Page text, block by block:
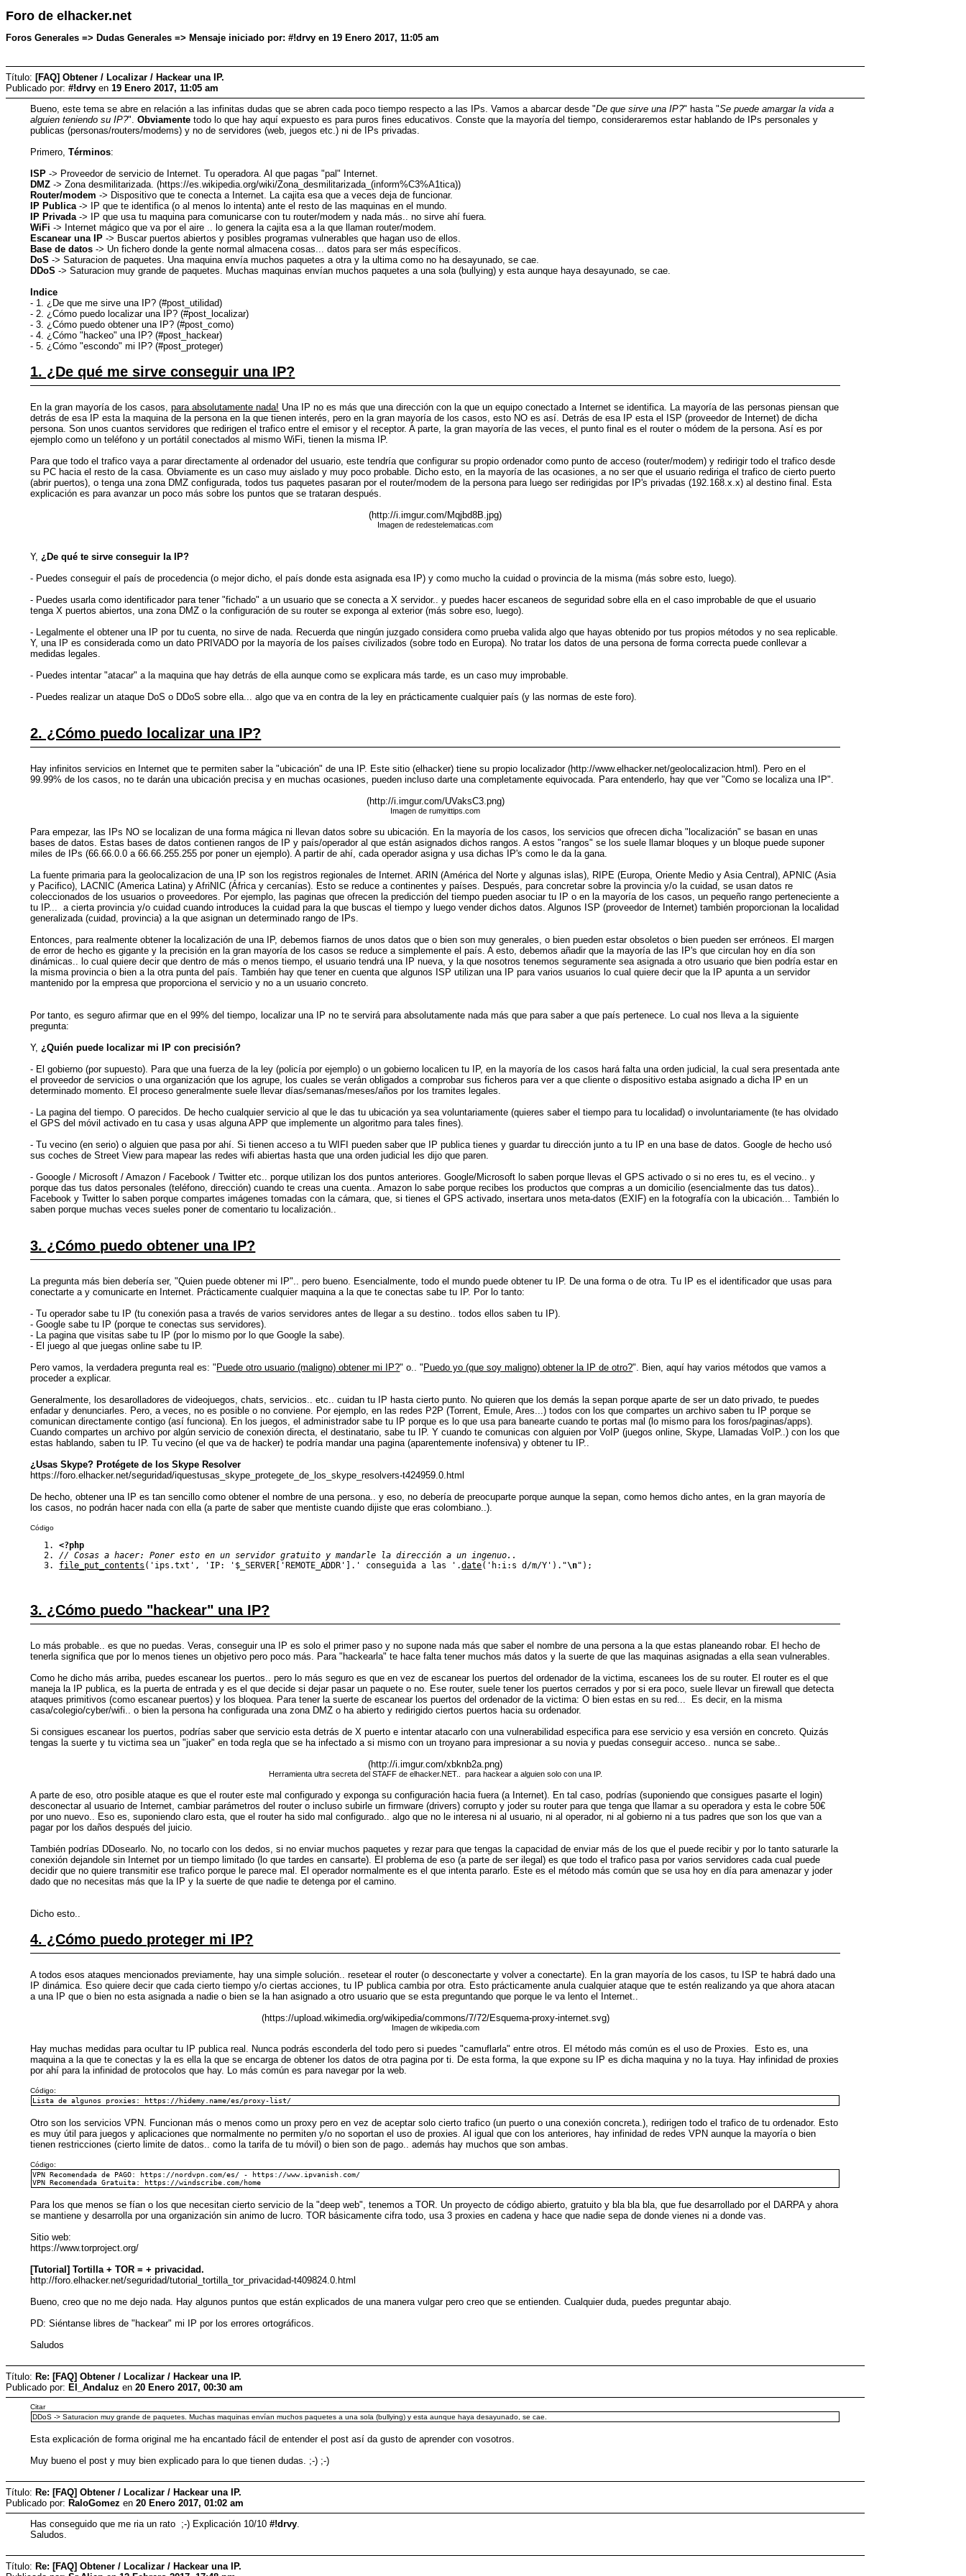
Foro de elhacker.net
Foros Generales => Dudas Generales => Mensaje iniciado por: #!drvy en 19 Enero 2017, 11:05 am
Título: [FAQ] Obtener / Localizar / Hackear una IP.
Publicado por: #!drvy en 19 Enero 2017, 11:05 am
Bueno, este tema se abre en relación a las infinitas dudas que se abren cada poco tiempo respecto a las IPs. Vamos a abarcar desde "De que sirve una IP?" hasta "Se puede amargar la vida a
alguien teniendo su IP?".Obviamente todo lo que hay aquí expuesto es para puros fines educativos. Conste que la mayoría del tiempo, consideraremos estar hablando de IPs personales y
publicas (personas/routers/modems) y no de servidores (web, juegos etc.) ni de IPs privadas.
Primero,Términos:
ISP -> Proveedor de servicio de Internet. Tu operadora. Al que pagas "pal" Internet.
DMZ-> Zona desmilitarizada. (https://es.wikipedia.org/wiki/Zona_desmilitarizada_(inform%C3%A1tica))
Router/modem -> Dispositivo que te conecta a Internet. La cajita esa que a veces deja de funcionar.
IP Publica -> IP que te identifica (o al menos lo intenta) ante el resto de las maquinas en el mundo.
IP Privada -> IP que usa tu maquina para comunicarse con tu router/modem y nada más.. no sirve ahí fuera.
WiFi -> Internet mágico que va por el aire .. lo genera la cajita esa a la que llaman router/modem.
Escanear una IP -> Buscar puertos abiertos y posibles programas vulnerables que hagan uso de ellos.
Base de datos -> Un fichero donde la gente normal almacena cosas... datos para ser más específicos.
DoS -> Saturacion de paquetes. Una maquina envía muchos paquetes a otra y la ultima como no ha desayunado, se cae.
DDoS -> Saturacion muy grande de paquetes. Muchas maquinas envían muchos paquetes a una sola (bullying) y esta aunque haya desayunado, se cae.
Indice
- 1. ¿De que me sirve una IP? (#post_utilidad)
- 2. ¿Cómo puedo localizar una IP? (#post_localizar)
- 3. ¿Cómo puedo obtener una IP? (#post_como)
- 4. ¿Cómo "hackeo" una IP? (#post_hackear)
- 5. ¿Cómo "escondo" mi IP? (#post_proteger)
1. ¿De qué me sirve conseguir una IP?
En la gran mayoría de los casos,para absolutamente nada! Una IP no es más que una dirección con la que un equipo conectado a Internet se identifica. La mayoría de las personas piensan que
detrás de esa IP esta la maquina de la persona en la que tienen interés, pero en la gran mayoría de los casos, esto NO es así. Detrás de esa IP esta el ISP (proveedor de Internet) de dicha
persona. Son unos cuantos servidores que redirigen el trafico entre el emisor y el receptor. A parte, la gran mayoría de las veces, el punto final es el router o módem de la persona. Así es por
ejemplo como un teléfono y un portátil conectados al mismo WiFi, tienen la misma IP.
Para que todo el trafico vaya a parar directamente al ordenador del usuario, este tendría que configurar su propio ordenador como punto de acceso (router/modem) y redirigir todo el trafico desde
su PC hacia el resto de la casa. Obviamente es un caso muy aislado y muy poco probable. Dicho esto, en la mayoría de las ocasiones, a no ser que el usuario rediriga el trafico de cierto puerto
(abrir puertos), o tenga una zona DMZ configurada, todos tus paquetes pasaran por el router/modem de la persona para luego ser redirigidas por IP's privadas (192.168.x.x) al destino final. Esta
explicación es para avanzar un poco más sobre los puntos que se trataran después.
(http://i.imgur.com/Mqjbd8B.jpg)
Imagen de redestelematicas.com
Y, ¿De qué te sirve conseguir la IP?
- Puedes conseguir el país de procedencia (o mejor dicho, el país donde esta asignada esa IP) y como mucho la cuidad o provincia de la misma (más sobre esto, luego).
- Puedes usarla como identificador para tener "fichado" a un usuario que se conecta a X servidor.. y puedes hacer escaneos de seguridad sobre ella en el caso improbable de que el usuario
tenga X puertos abiertos, una zona DMZ o la configuración de su router se exponga al exterior (más sobre eso, luego).
- Legalmente el obtener una IP por tu cuenta, no sirve de nada. Recuerda que ningún juzgado considera como prueba valida algo que hayas obtenido por tus propios métodos y no sea replicable.
Y, una IP es considerada como un dato PRIVADO por la mayoría de los países civilizados (sobre todo en Europa). No tratar los datos de una persona de forma correcta puede conllevar a
medidas legales.
- Puedes intentar "atacar" a la maquina que hay detrás de ella aunque como se explicara más tarde, es un caso muy improbable.
- Puedes realizar un ataque DoS o DDoS sobre ella... algo que va en contra de la ley en prácticamente cualquier país (y las normas de este foro).
2. ¿Cómo puedo localizar una IP?
Hay infinitos servicios en Internet que te permiten saber la "ubicación" de una IP. Este sitio (elhacker) tiene su propio localizador (http://www.elhacker.net/geolocalizacion.html). Pero en el
99.99% de los casos, no te darán una ubicación precisa y en muchas ocasiones, pueden incluso darte una completamente equivocada. Para entenderlo, hay que ver "Como se localiza una IP".
(http://i.imgur.com/UVaksC3.png)
Imagen de rumyittips.com
Para empezar, las IPs NO se localizan de una forma mágica ni llevan datos sobre su ubicación. En la mayoría de los casos, los servicios que ofrecen dicha "localización" se basan en unas
bases de datos. Estas bases de datos contienen rangos de IP y país/operador al que están asignados dichos rangos. A estos "rangos" se los suele llamar bloques y un bloque puede suponer
miles de IPs (66.66.0.0 a 66.66.255.255 por poner un ejemplo). A partir de ahí, cada operador asigna y usa dichas IP's como le da la gana.
La fuente primaria para la geolocalizacion de una IP son los registros regionales de Internet. ARIN (América del Norte y algunas islas), RIPE (Europa, Oriente Medio y Asia Central), APNIC (Asia
y Pacifico), LACNIC (America Latina) y AfriNIC (África y cercanías). Esto se reduce a continentes y países. Después, para concretar sobre la provincia y/o la cuidad, se usan datos re
coleccionados de los usuarios o proveedores. Por ejemplo, las paginas que ofrecen la predicción del tiempo pueden asociar tu IP o en la mayoría de los casos, un pequeño rango perteneciente a
tu IP... a cierta provincia y/o cuidad cuando introduces la cuidad para la que buscas el tiempo y luego vender dichos datos. Algunos ISP (proveedor de Internet) también proporcionan la localidad
generalizada (cuidad, provincia) a la que asignan un determinado rango de IPs.
Entonces, para realmente obtener la localización de una IP, debemos fiarnos de unos datos que o bien son muy generales, o bien pueden estar obsoletos o bien pueden ser erróneos. El margen
de error de hecho es gigante y la precisión en la gran mayoría de los casos se reduce a simplemente el país. A esto, debemos añadir que la mayoría de las IP's que circulan hoy en día son
dinámicas.. lo cual quiere decir que dentro de más o menos tiempo, el usuario tendrá una IP nueva, y la que nosotros tenemos seguramente sea asignada a otro usuario que bien podría estar en
la misma provincia o bien a la otra punta del país. También hay que tener en cuenta que algunos ISP utilizan una IP para varios usuarios lo cual quiere decir que la IP apunta a un servidor
mantenido por la empresa que proporciona el servicio y no a un usuario concreto.
Por tanto, es seguro afirmar que en el 99% del tiempo, localizar una IP no te servirá para absolutamente nada más que para saber a que país pertenece. Lo cual nos lleva a la siguiente
pregunta:
Y, ¿Quién puede localizar mi IP con precisión?
- El gobierno (por supuesto). Para que una fuerza de la ley (policía por ejemplo) o un gobierno localicen tu IP, en la mayoría de los casos hará falta una orden judicial, la cual sera presentada ante
el proveedor de servicios o una organización que los agrupe, los cuales se verán obligados a comprobar sus ficheros para ver a que cliente o dispositivo estaba asignado a dicha IP en un
determinado momento. El proceso generalmente suele llevar días/semanas/meses/años por los tramites legales.
- La pagina del tiempo. O parecidos. De hecho cualquier servicio al que le das tu ubicación ya sea voluntariamente (quieres saber el tiempo para tu localidad) o involuntariamente (te has olvidado
el GPS del móvil activado en tu casa y usas alguna APP que implemente un algoritmo para tales fines).
- Tu vecino (en serio) o alguien que pasa por ahí. Si tienen acceso a tu WIFI pueden saber que IP publica tienes y guardar tu dirección junto a tu IP en una base de datos. Google de hecho usó
sus coches de Street View para mapear las redes wifi abiertas hasta que una orden judicial les dijo que paren.
- Gooogle / Microsoft / Amazon / Facebook / Twitter etc.. porque utilizan los dos puntos anteriores. Google/Microsoft lo saben porque llevas el GPS activado o si no eres tu, es el vecino.. y
porque das tus datos personales (teléfono, dirección) cuando te creas una cuenta.. Amazon lo sabe porque recibes los productos que compras a un domicilio (esencialmente das tus datos)..
Facebook y Twitter lo saben porque compartes imágenes tomadas con la cámara, que, si tienes el GPS activado, insertara unos meta-datos (EXIF) en la fotografía con la ubicación... También lo
saben porque muchas veces sueles poner de comentario tu localización..
3. ¿Cómo puedo obtener una IP?
La pregunta más bien debería ser, "Quien puede obtener mi IP".. pero bueno. Esencialmente, todo el mundo puede obtener tu IP. De una forma o de otra. Tu IP es el identificador que usas para
conectarte a y comunicarte en Internet. Prácticamente cualquier maquina a la que te conectas sabe tu IP. Por lo tanto:
- Tu operador sabe tu IP (tu conexión pasa a través de varios servidores antes de llegar a su destino.. todos ellos saben tu IP).
- Google sabe tu IP (porque te conectas sus servidores).
- La pagina que visitas sabe tu IP (por lo mismo por lo que Google la sabe).
- El juego al que juegas online sabe tu IP.
Pero vamos, la verdadera pregunta real es: " Puede otro usuario (maligno) obtener mi IP?" o.. " Puedo yo (que soy maligno) obtener la IP de otro?". Bien, aquí hay varios métodos que vamos a
proceder a explicar.
Generalmente, los desarolladores de videojuegos, chats, servicios.. etc.. cuidan tu IP hasta cierto punto. No quieren que los demás la sepan porque aparte de ser un dato privado, te puedes
enfadar y denunciarles. Pero, a veces, no es posible o no conviene. Por ejemplo, en las redes P2P (Torrent, Emule, Ares...) todos con los que compartes un archivo saben tu IP porque se
comunican directamente contigo (así funciona). En los juegos, el administrador sabe tu IP porque es lo que usa para banearte cuando te portas mal (lo mismo para los foros/paginas/apps).
Cuando compartes un archivo por algún servicio de conexión directa, el destinatario, sabe tu IP. Y cuando te comunicas con alguien por VoIP (juegos online, Skype, Llamadas VoIP..) con los que
estas hablando, saben tu IP. Tu vecino (el que va de hacker) te podría mandar una pagina (aparentemente inofensiva) y obtener tu IP..
¿Usas Skype? Protégete de los Skype Resolver
https://foro.elhacker.net/seguridad/iquestusas_skype_protegete_de_los_skype_resolvers-t424959.0.html
De hecho, obtener una IP es tan sencillo como obtener el nombre de una persona.. y eso, no debería de preocuparte porque aunque la sepan, como hemos dicho antes, en la gran mayoría de
los casos, no podrán hacer nada con ella (a parte de saber que mentiste cuando dijiste que eras colombiano..).
Código
<?php
// Cosas a hacer: Poner esto en un servidor gratuito y mandarle la dirección a un ingenuo..
file_put_contents ( 'ips.txt' , 'IP: ' $_SERVER [ 'REMOTE_ADDR' ] . ' conseguida a las ' .date( 'h:i:s d/m/Y' ) . "\n" ) ;
3. ¿Cómo puedo "hackear" una IP?
Lo más probable.. es que no puedas. Veras, conseguir una IP es solo el primer paso y no supone nada más que saber el nombre de una persona a la que estas planeando robar. El hecho de
tenerla significa que por lo menos tienes un objetivo pero poco más. Para "hackearla" te hace falta tener muchos más datos y la suerte de que las maquinas asignadas a ella sean vulnerables.
Como he dicho más arriba, puedes escanear los puertos.. pero lo más seguro es que en vez de escanear los puertos del ordenador de la victima, escanees los de su router. El router es el que
maneja la IP publica, es la puerta de entrada y es el que decide si dejar pasar un paquete o no. Ese router, suele tener los puertos cerrados y por si era poco, suele llevar un firewall que detecta
ataques primitivos (como escanear puertos) y los bloquea. Para tener la suerte de escanear los puertos del ordenador de la victima: O bien estas en su red... Es decir, en la misma
casa/colegio/cyber/wifi.. o bien la persona ha configurada una zona DMZ o ha abierto y redirigido ciertos puertos hacia su ordenador.
Si consigues escanear los puertos, podrías saber que servicio esta detrás de X puerto e intentar atacarlo con una vulnerabilidad especifica para ese servicio y esa versión en concreto. Quizás
tengas la suerte y tu victima sea un "juaker" en toda regla que se ha infectado a si mismo con un troyano para impresionar a su novia y puedas conseguir acceso.. nunca se sabe..
(http://i.imgur.com/xbknb2a.png)
Herramienta ultra secreta del STAFF de elhacker.NET.. para hackear a alguien solo con una IP.
A parte de eso, otro posible ataque es que el router este mal configurado y exponga su configuración hacia fuera (a Internet). En tal caso, podrías (suponiendo que consigues pasarte el login)
desconectar al usuario de Internet, cambiar parámetros del router o incluso subirle un firmware (drivers) corrupto y joder su router para que tenga que llamar a su operadora y esta le cobre 50€
por uno nuevo.. Eso es, suponiendo claro esta, que el router ha sido mal configurado.. algo que no le interesa ni al usuario, ni al operador, ni al gobierno ni a tus padres que son los que van a
pagar por los daños después del juicio.
También podrías DDosearlo. No, no tocarlo con los dedos, si no enviar muchos paquetes y rezar para que tengas la capacidad de enviar más de los que el puede recibir y por lo tanto saturarle la
conexión dejandole sin Internet por un tiempo limitado (lo que tardes en cansarte). El problema de eso (a parte de ser ilegal) es que todo el trafico pasa por varios servidores cada cual puede
decidir que no quiere transmitir ese trafico porque le parece mal. El operador normalmente es el que intenta pararlo. Este es el método más común que se usa hoy en día para amenazar y joder
dado que no necesitas más que la IP y la suerte de que nadie te detenga por el camino.
Dicho esto..
4. ¿Cómo puedo proteger mi IP?
A todos esos ataques mencionados previamente, hay una simple solución.. resetear el router (o desconectarte y volver a conectarte). En la gran mayoría de los casos, tu ISP te habrá dado una
IP dinámica. Eso quiere decir que cada cierto tiempo y/o ciertas acciones, tu IP publica cambia por otra. Esto prácticamente anula cualquier ataque que te estén realizando ya que ahora atacan
a una IP que o bien no esta asignada a nadie o bien se la han asignado a otro usuario que se esta preguntando que porque le va lento el Internet..
(https://upload.wikimedia.org/wikipedia/commons/7/72/Esquema-proxy-internet.svg)
Imagen de wikipedia.com
Hay muchas medidas para ocultar tu IP publica real. Nunca podrás esconderla del todo pero si puedes "camuflarla" entre otros. El método más común es el uso de Proxies. Esto es, una
maquina a la que te conectas y la es ella la que se encarga de obtener los datos de otra pagina por ti. De esta forma, la que expone su IP es dicha maquina y no la tuya. Hay infinidad de proxies
por ahí para la infinidad de protocolos que hay. Lo más común es para navegar por la web.
Código:
Lista de algunos proxies: https://hidemy.name/es/proxy-list/
Otro son los servicios VPN. Funcionan más o menos como un proxy pero en vez de aceptar solo cierto trafico (un puerto o una conexión concreta.), redirigen todo el trafico de tu ordenador. Esto
es muy útil para juegos y aplicaciones que normalmente no permiten y/o no soportan el uso de proxies. Al igual que con los anteriores, hay infinidad de redes VPN aunque la mayoría o bien
tienen restricciones (cierto limite de datos.. como la tarifa de tu móvil) o bien son de pago.. además hay muchos que son ambas.
Código:
VPN Recomendada de PAGO: https://nordvpn.com/es/ - https://www.ipvanish.com/
VPN Recomendada Gratuita: https://windscribe.com/home
Para los que menos se fían o los que necesitan cierto servicio de la "deep web", tenemos a TOR. Un proyecto de código abierto, gratuito y bla bla bla, que fue desarrollado por el DARPA y ahora
se mantiene y desarrolla por una organización sin animo de lucro. TOR básicamente cifra todo, usa 3 proxies en cadena y hace que nadie sepa de donde vienes ni a donde vas.
Sitio web:
https://www.torproject.org/
[Tutorial] Tortilla + TOR = + privacidad.
http://foro.elhacker.net/seguridad/tutorial_tortilla_tor_privacidad-t409824.0.html
Bueno, creo que no me dejo nada. Hay algunos puntos que están explicados de una manera vulgar pero creo que se entienden. Cualquier duda, puedes preguntar abajo.
PD: Siéntanse libres de "hackear" mi IP por los errores ortográficos.
Saludos
Título: Re: [FAQ] Obtener / Localizar / Hackear una IP.
Publicado por: El_Andaluz en 20 Enero 2017, 00:30 am
Citar
DDoS -> Saturacion muy grande de paquetes. Muchas maquinas envían muchos paquetes a una sola (bullying) y esta aunque haya desayunado, se cae.
Esta explicación de forma original me ha encantado fácil de entender el post así da gusto de aprender con vosotros.
Muy bueno el post y muy bien explicado para lo que tienen dudas. ;-) ;-)
Título: Re: [FAQ] Obtener / Localizar / Hackear una IP.
Publicado por: RaloGomez en 20 Enero 2017, 01:02 am
Has conseguido que me ria un rato ;-) Explicación 10/10#!drvy
Saludos.
Título: Re: [FAQ] Obtener / Localizar / Hackear una IP.